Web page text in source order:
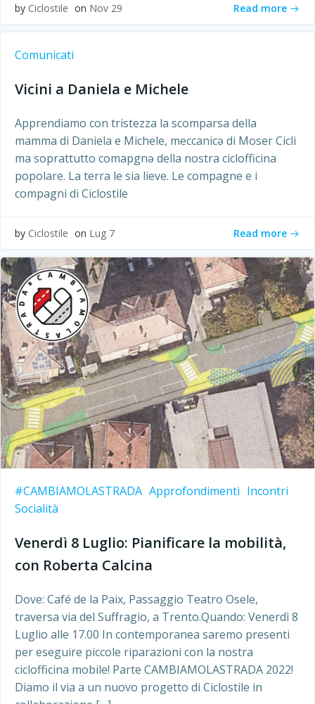
by Ciclostile on Nov 29 Read more
Comunicati
Vicini a Daniela e Michele
Apprendiamo con tristezza la scomparsa della
mamma di Daniela e Michele, meccanicə di Moser Cicli
ma soprattutto comapgnə della nostra ciclofficina
popolare. La terra le sia lieve. Le compagne e i
compagni di Ciclostile
by Ciclostile on Lug 7 Read more
#CAMBIAMOLASTRADA Approfondimenti Incontri
Socialità
Venerdì 8 Luglio: Pianificare la mobilità,
con Roberta Calcina
Dove: Café de la Paix, Passaggio Teatro Osele,
traversa via del Suffragio, a Trento.Quando: Venerdì 8
Luglio alle 17.00 In contemporanea saremo presenti
per eseguire piccole riparazioni con la nostra
ciclofficina mobile! Parte CAMBIAMOLASTRADA 2022!
Diamo il via a un nuovo progetto di Ciclostile in